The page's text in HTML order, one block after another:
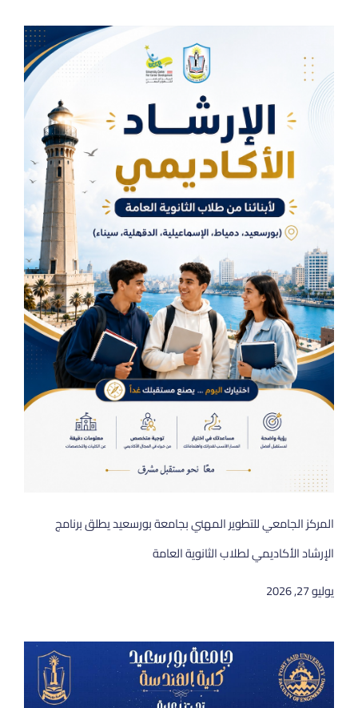
المركز الجامعي للتطوير المهني بجامعة بورسعيد يطلق برنامج
الإرشاد الأكاديمي لطلاب الثانوية العامة
يوليو 27, 2026